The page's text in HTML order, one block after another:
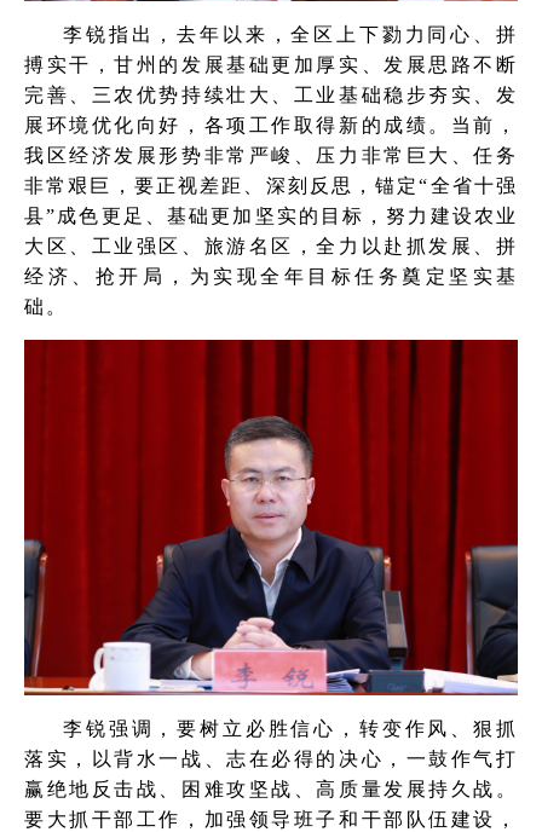
李锐指出，去年以来，全区上下勠力同心、拼
搏实干，甘州的发展基础更加厚实、发展思路不断
完善、三农优势持续壮大、工业基础稳步夯实、发
展环境优化向好，各项工作取得新的成绩。当前，
我区经济发展形势非常严峻、压力非常巨大、任务
非常艰巨，要正视差距、深刻反思，锚定“全省十强
县”成色更足、基础更加坚实的目标，努力建设农业
大区、工业强区、旅游名区，全力以赴抓发展、拼
经济、抢开局，为实现全年目标任务奠定坚实基
础。
李锐强调，要树立必胜信心，转变作风、狠抓
落实，以背水一战、志在必得的决心，一鼓作气打
赢绝地反击战、困难攻坚战、高质量发展持久战。
要大抓干部工作，加强领导班子和干部队伍建设，